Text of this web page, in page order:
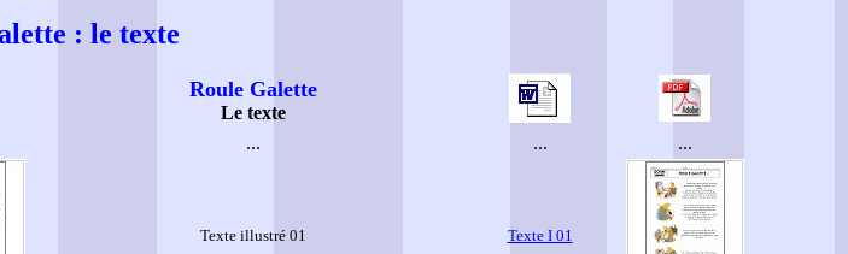
: le texte
Roule Galette
Le texte
... ... ...
Texte illustré 01 Texte I 01